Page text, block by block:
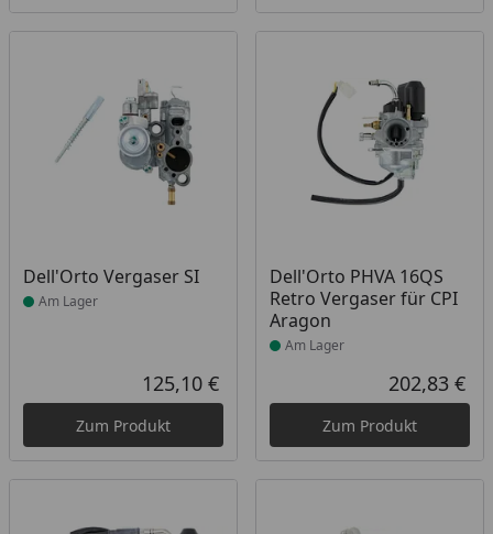
Dell'Orto Vergaser SI
Produkt am Lager
Am Lager
Aktueller Preis
125,10 €
Zum Produkt
Dell'Orto PHVA 16QS
Retro Vergaser für CPI
Aragon
Produkt am Lager
Am Lager
202,83 €
Zum Produkt